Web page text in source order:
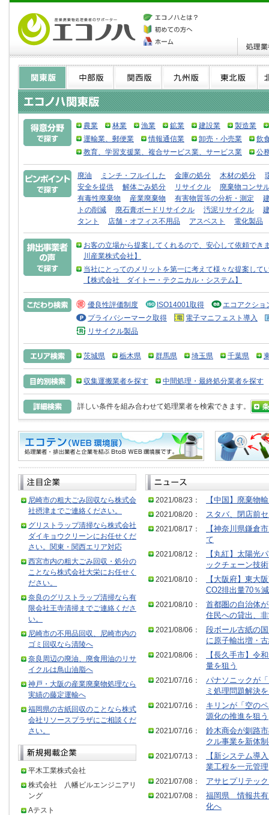
農業 林業 漁業 鉱業 建設業
製造業
運輸業、郵便業
情報通信業 卸売・小売業
飲
教育、学習支援業、複合サービス業、サービス業
公
廃油 ミンチ・フルイした 金庫の処分 木材の処分
安全を提供
解体ごみ処分 リサイクル
廃棄物コンサ
有毒性廃棄物
産業廃棄物 有害物質等の分析・測定
トの削減
廃石膏ボードリサイクル 汚泥リサイクル
タント
店舗・オフィス不用品 アスベスト 電化製品
お客の立場から提案してくれるので、安心して依頼で
川産業株式会社】
当社にとってのメリットを第一に考えて様々な提案し
【株式会社 ダイトー・テクニカル・システム】
優良性評価制度 ISO14001取得
エコアクショ
プライバシーマーク取得
電子マニフェスト導入
リサイクル製品
茨城県 栃木県 群馬県 埼玉県 千葉県
収集運搬業者を探す 中間処理・最終処分業者を探す
詳しい条件を組み合わせて処理業者を検索できます。
尼崎市の粗大ごみ回収なら株式会
社摂津までご連絡ください。
グリストラップ清掃なら株式会社
ダイキョウクリーンにお任せくだ
さい。関東・関西エリア対応
西宮市内の粗大ごみ回収・処分の
ことなら株式会社大栄にお任せく
ださい。
奈良のグリストラップ清掃なら有
限会社王寺清掃までご連絡くださ
い。
尼崎市の不用品回収、尼崎市内の
ゴミ回収なら清陵へ
奈良周辺の廃油、廃食用油のリサ
イクルは鳥山油脂へ
神戸・大阪の産業廃棄物処理なら
実績の藤定運輸へ
福岡県の古紙回収のことなら株式
会社リソースプラザにご相談くだ
さい。
平木工業株式会社
株式会社 八幡ビルエンジニアリ
ング
Aテスト
2021/08/23：
【中国】廃棄物
2021/08/20：
スタバ、閉店前
2021/08/17：
【神奈川県鎌倉
て
2021/08/12：
【丸紅】太陽光
ックチェーン技術
2021/08/10：
【大阪府】東大
CO2排出量70％減
2021/08/10：
首都圏の自治体
住民への貸出、
2021/08/06：
段ボール古紙の
に原子輸出増・
2021/08/06：
【長久手市】令
量を狙う
2021/07/16：
パナソニックが
ミ処理問題解決
2021/07/16：
キリンが「空の
源化の推進を狙う
2021/07/16：
鈴木商会が釧路
クル事業を新体
2021/07/13：
【新システム導
業工程を一元管理
2021/07/08：
アサヒプリテッ
2021/07/08：
福岡県 情報共有
化へ